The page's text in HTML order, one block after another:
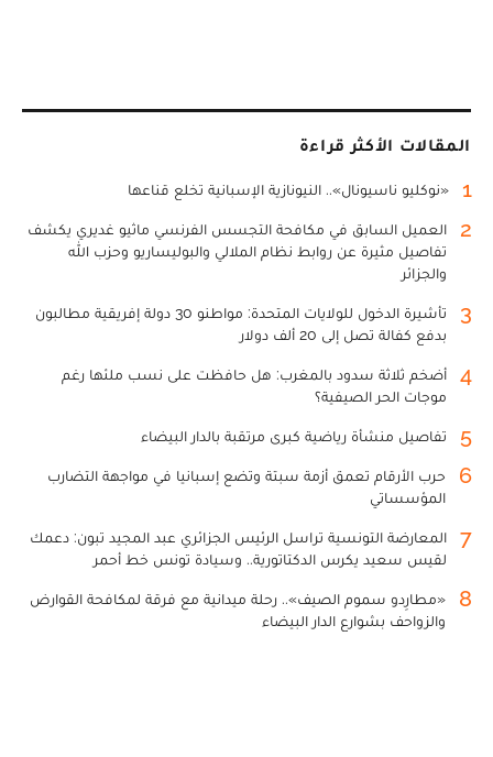
المقالات الأكثر قراءة
1 «نوكليو ناسيونال».. النيونازية الإسبانية تخلع قناعها
2
العميل السابق في مكافحة التجسس الفرنسي ماثيو غديري يكشف
تفاصيل مثيرة عن روابط نظام الملالي والبوليساريو وحزب الله
والجزائر
3
تأشيرة الدخول للولايات المتحدة: مواطنو 30 دولة إفريقية مطالبون
بدفع كفالة تصل إلى 20 ألف دولار
4
أضخم ثلاثة سدود بالمغرب: هل حافظت على نسب ملئها رغم
موجات الحر الصيفية؟
5 تفاصيل منشأة رياضية كبرى مرتقبة بالدار البيضاء
6
حرب الأرقام تعمق أزمة سبتة وتضع إسبانيا في مواجهة التضارب
المؤسساتي
7
المعارضة التونسية تراسل الرئيس الجزائري عبد المجيد تبون: دعمك
لقيس سعيد يكرس الدكتاتورية.. وسيادة تونس خط أحمر
8
«مطارِدو سموم الصيف».. رحلة ميدانية مع فرقة لمكافحة القوارض
والزواحف بشوارع الدار البيضاء